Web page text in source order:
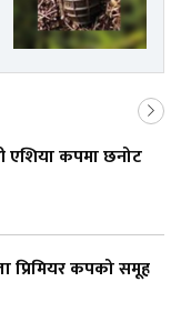
एशिया कपमा छनोट
प्रिमियर कपको समूह